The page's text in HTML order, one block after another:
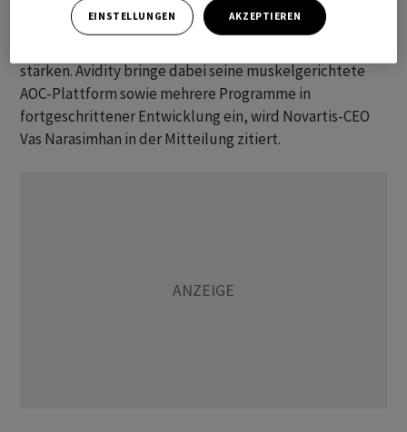
Mit dem Zukauf will Novartis seine Position im Bereich
stärken. Avidity bringe dabei seine muskelgerichtete
AOC-Plattform sowie mehrere Programme in
fortgeschrittener Entwicklung ein, wird Novartis-CEO
Vas Narasimhan in der Mitteilung zitiert.
EINSTELLUNGEN AKZEPTIEREN